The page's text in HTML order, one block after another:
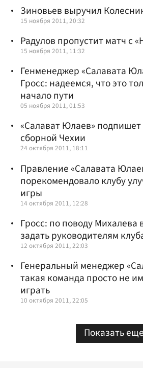
Зиновьев выручил
15 ноября 2011, 20:32
Радулов пропустит матч с
15 ноября 2011, 11:32
Генменеджер «Салавата
Гросс: надеемся, что это
начало пути
05 ноября 2011, 01:53
«Салават Юлаев»
сборной Чехии
24 октября 2011, 18:11
Правление «Салавата
порекомендовало клубу
игры
14 октября 2011, 12:28
Гросс: по поводу Михалева
задать руководителям
12 октября 2011, 22:03
Генеральный менеджер
такая команда просто не
играть
10 октября 2011, 22:05
Показать еще